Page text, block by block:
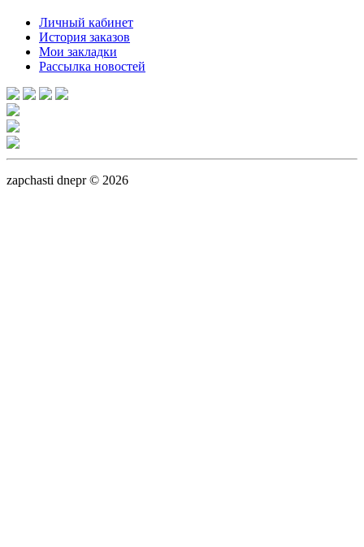
Личный кабинет
История заказов
Мои закладки
Рассылка новостей
zapchasti dnepr © 2026